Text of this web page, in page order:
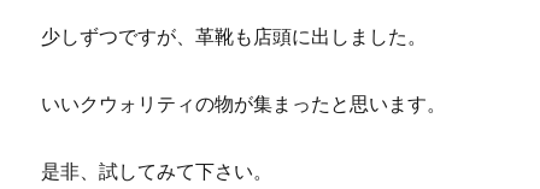
少しずつですが、革靴も店頭に出しました。
いいクウォリティの物が集まったと思います。
是非、試してみて下さい。